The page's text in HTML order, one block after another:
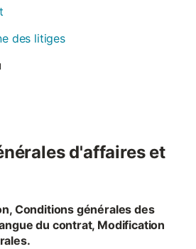
des litiges
d'affaires et
Conditions générales des
du contrat, Modification